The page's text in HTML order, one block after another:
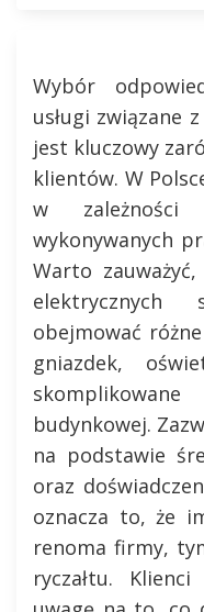
Wybór
usługi związane
jest kluczowy
klientów. W
w
wykonywanych
Warto
elektrycznych
obejmować
gniazdek,
budynkowej.
na podstawie
oraz
oznacza to, że
renoma firmy,
ryczałtu.